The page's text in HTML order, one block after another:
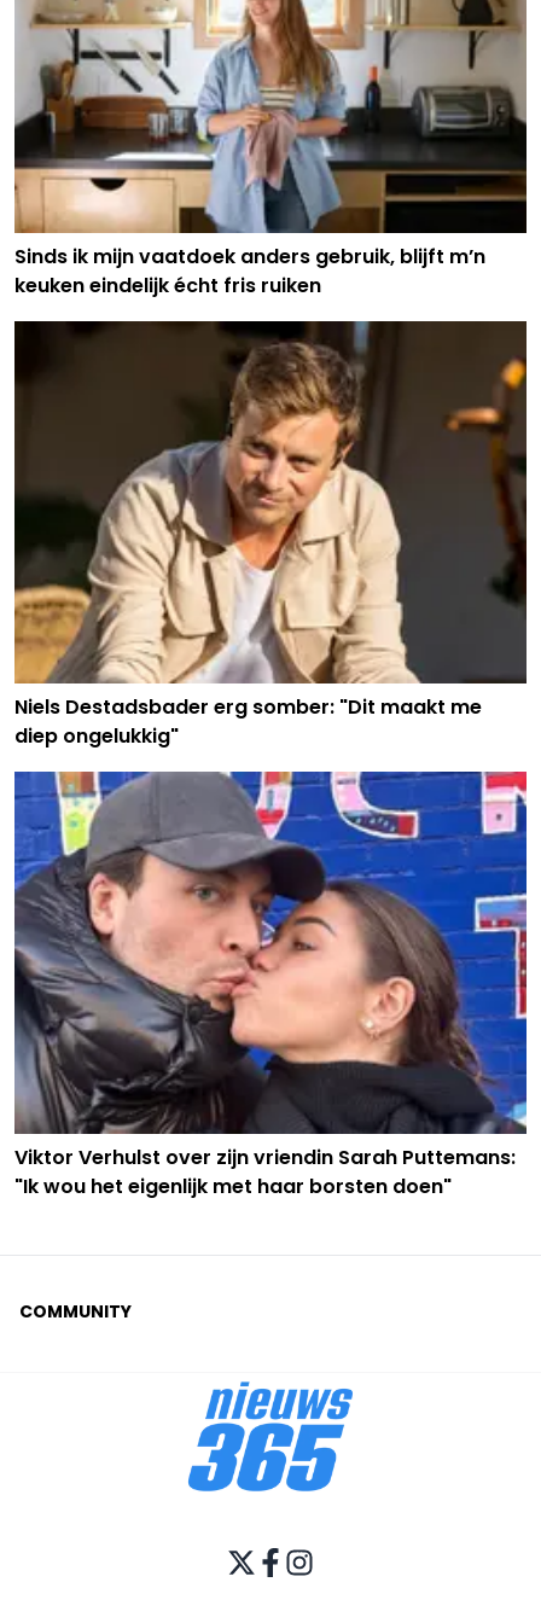
Sinds ik mijn vaatdoek anders gebruik, blijft m’n
keuken eindelijk écht fris ruiken
Niels Destadsbader erg somber: "Dit maakt me
diep ongelukkig"
Viktor Verhulst over zijn vriendin Sarah Puttemans:
"Ik wou het eigenlijk met haar borsten doen"
COMMUNITY